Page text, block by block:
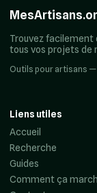
Trouvez facilement
tous vos projets de
Outils pour artisans
Liens utiles
Accueil
Recherche
Guides
Comment ça